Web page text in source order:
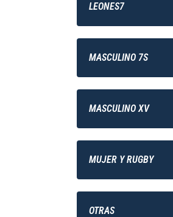
LEONES7
MASCULINO 7S
MASCULINO XV
MUJER Y RUGBY
OTRAS